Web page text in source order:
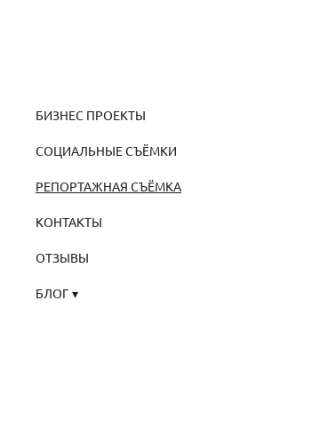
БИЗНЕС ПРОЕКТЫ
СОЦИАЛЬНЫЕ СЪЁМКИ
РЕПОРТАЖНАЯ СЪЁМКА
КОНТАКТЫ
ОТЗЫВЫ
БЛОГ